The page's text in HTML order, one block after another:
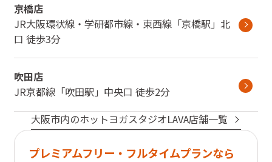
京橋店
JR大阪環状線・学研都市線・東西線「京橋駅 」 北
口 徒歩3分
吹田店
JR京都線「吹田駅」 中央口 徒歩2分
大阪市内のホットヨガスタジオLAVA店舗一覧
プレミアムフリー・フルタイムプランなら